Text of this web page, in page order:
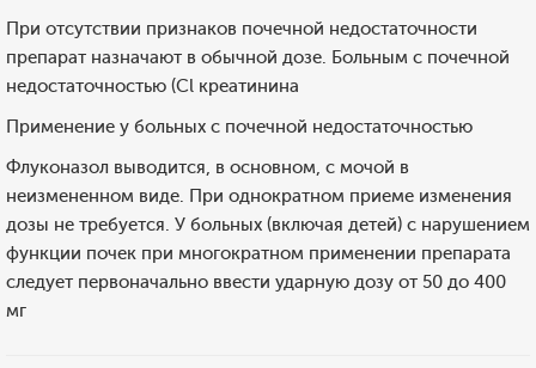
При отсутствии признаков почечной недостаточности
препарат назначают в обычной дозе. Больным с почечной
недостаточностью (Cl креатинина
Применение у больных с почечной недостаточностью
Флуконазол выводится, в основном, с мочой в
неизмененном виде. При однократном приеме изменения
дозы не требуется. У больных (включая детей) с нарушением
функции почек при многократном применении препарата
следует первоначально ввести ударную дозу от 50 до 400
мг